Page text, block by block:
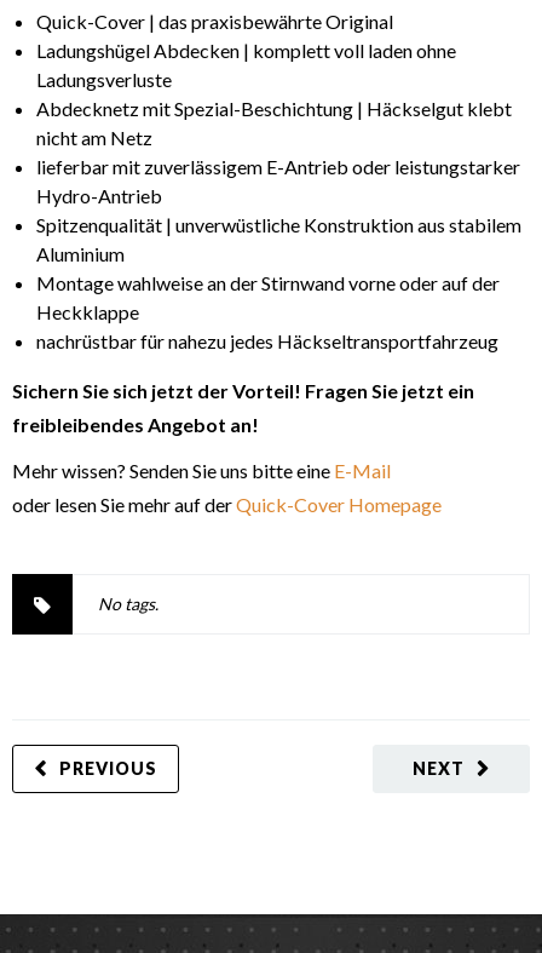
Quick-Cover | das praxisbewährte Original
Ladungshügel Abdecken | komplett voll laden ohne
Ladungsverluste
Abdecknetz mit Spezial-Beschichtung | Häckselgut klebt
nicht am Netz
lieferbar mit zuverlässigem E-Antrieb oder leistungstarker
Hydro-Antrieb
Spitzenqualität | unverwüstliche Konstruktion aus stabilem
Aluminium
Montage wahlweise an der Stirnwand vorne oder auf der
Heckklappe
nachrüstbar für nahezu jedes Häckseltransportfahrzeug
Sichern Sie sich jetzt der Vorteil! Fragen Sie jetzt ein
freibleibendes Angebot an!
Mehr wissen? Senden Sie uns bitte eine E-Mail
oder lesen Sie mehr auf derQuick-Cover Homepage
No tags.
NEXT
PREVIOUS